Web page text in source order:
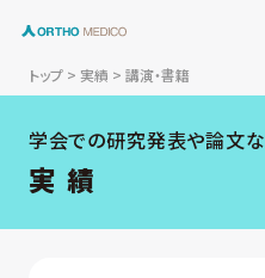
トップ> 実績 > 講演・書籍
学会での研究発表や論文
実 績